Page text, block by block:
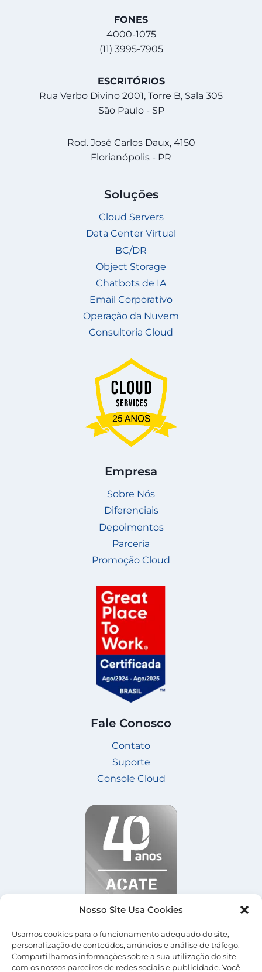
Nosso Site Usa Cookies
Usamos cookies para o funcionamento adequado do site,
personalização de conteúdos, anúncios e análise de tráfego.
Compartilhamos informações sobre a sua utilização do site
com os nossos parceiros de redes sociais e publicidade. Você
FONES
4000-1075
(11) 3995-7905
ESCRITÓRIOS
Rua Verbo Divino 2001, Torre B, Sala 305
São Paulo - SP
Rod. José Carlos Daux, 4150
Florianópolis - PR
Soluções
Cloud Servers
Data Center Virtual
BC/DR
Object Storage
Chatbots de IA
Email Corporativo
Operação da Nuvem
Consultoria Cloud
Empresa
Sobre Nós
Diferenciais
Depoimentos
Parceria
Promoção Cloud
Fale Conosco
Contato
Suporte
Console Cloud